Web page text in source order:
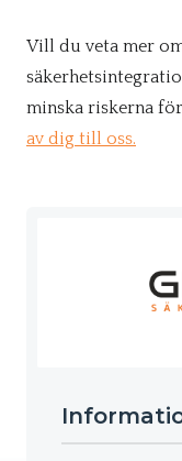
Vill du veta mer
minska riskerna
av dig till oss.